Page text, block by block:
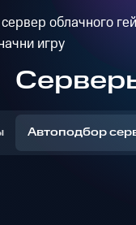
облачного
игру
Автоподбор